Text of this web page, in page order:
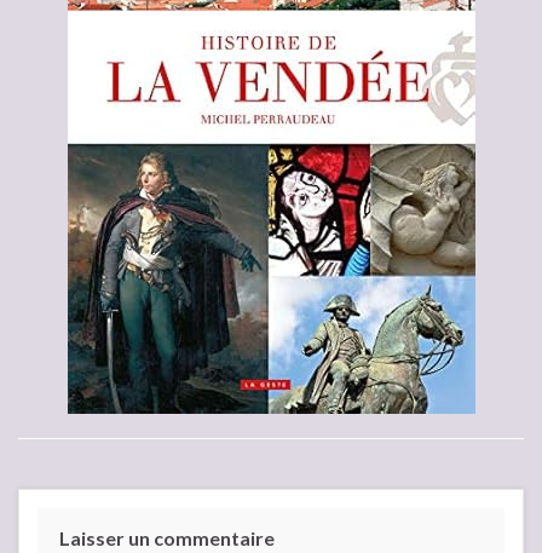
Laisser un commentaire